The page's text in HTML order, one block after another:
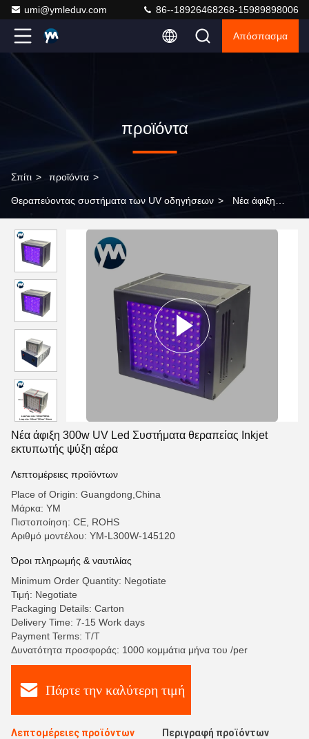
umi@ymleduv.com 86--18926468268-15989898006
Απόσπασμα
προϊόντα
Σπίτι > προϊόντα >
Θεραπεύοντας συστήματα των UV οδηγήσεων > Νέα άφιξη
Νέα άφιξη 300w UV Led Συστήματα θεραπείας Inkjet
εκτυπωτής ψύξη αέρα
Λεπτομέρειες προϊόντων
Place of Origin: Guangdong,China
Μάρκα: YM
Πιστοποίηση: CE, ROHS
Αριθμό μοντέλου: ΥΜ-L300W-145120
Όροι πληρωμής & ναυτιλίας
Minimum Order Quantity: Negotiate
Τιμή: Negotiate
Packaging Details: Carton
Delivery Time: 7-15 Work days
Payment Terms: T/T
Δυνατότητα προσφοράς: 1000 κομμάτια μήνα του /per
Πάρτε την καλύτερη τιμή
Λεπτομέρειες προϊόντων Περιγραφή προϊόντων